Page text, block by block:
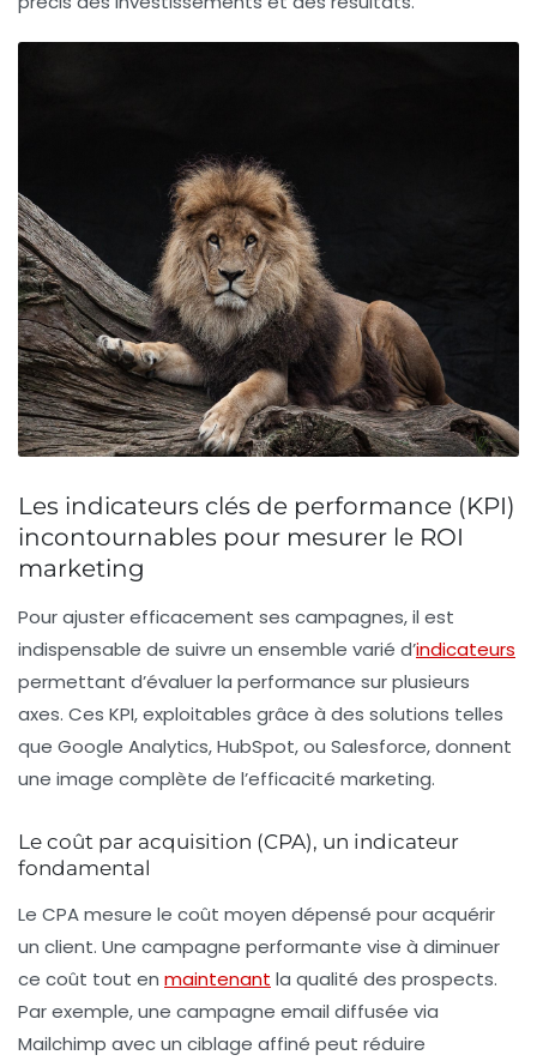
Les indicateurs clés de performance (KPI)
incontournables pour mesurer le ROI
marketing
Pour ajuster efficacement ses campagnes, il est
indispensable de suivre un ensemble varié d’indicateurs
permettant d’évaluer la performance sur plusieurs
axes. Ces KPI, exploitables grâce à des solutions telles
que Google Analytics, HubSpot, ou Salesforce, donnent
une image complète de l’efficacité marketing.
Le coût par acquisition (CPA), un indicateur
fondamental
Le CPA mesure le coût moyen dépensé pour acquérir
un client. Une campagne performante vise à diminuer
ce coût tout en maintenant la qualité des prospects.
Par exemple, une campagne email diffusée via
Mailchimp avec un ciblage affiné peut réduire